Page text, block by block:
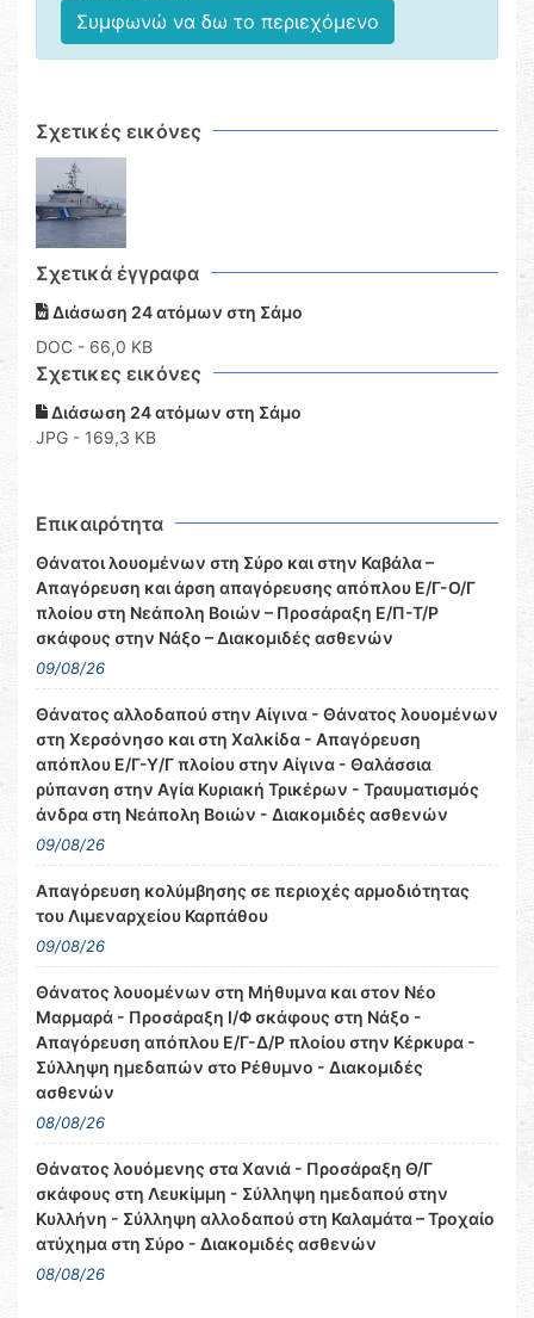
Συμφωνώ να δω το περιεχόμενο
Σχετικές εικόνες
Σχετικά έγγραφα
Διάσωση 24 ατόμων στη Σάμο
DOC - 66,0 KB
Σχετικες εικόνες
Διάσωση 24 ατόμων στη Σάμο
JPG - 169,3 KB
Επικαιρότητα
Θάνατοι λουομένων στη Σύρο και στην Καβάλα –
Απαγόρευση και άρση απαγόρευσης απόπλου Ε/Γ-Ο/Γ
πλοίου στη Νεάπολη Βοιών – Προσάραξη Ε/Π-Τ/Ρ
σκάφους στην Νάξο – Διακομιδές ασθενών
09/08/26
Θάνατος αλλοδαπού στην Αίγινα - Θάνατος λουομένων
στη Χερσόνησο και στη Χαλκίδα - Απαγόρευση
απόπλου Ε/Γ-Υ/Γ πλοίου στην Αίγινα - Θαλάσσια
ρύπανση στην Αγία Κυριακή Τρικέρων - Τραυματισμός
άνδρα στη Νεάπολη Βοιών - Διακομιδές ασθενών
09/08/26
Απαγόρευση κολύμβησης σε περιοχές αρμοδιότητας
του Λιμεναρχείου Καρπάθου
09/08/26
Θάνατος λουομένων στη Μήθυμνα και στον Νέο
Μαρμαρά - Προσάραξη Ι/Φ σκάφους στη Νάξο -
Απαγόρευση απόπλου Ε/Γ-Δ/Ρ πλοίου στην Κέρκυρα -
Σύλληψη ημεδαπών στο Ρέθυμνο - Διακομιδές
ασθενών
08/08/26
Θάνατος λουόμενης στα Χανιά - Προσάραξη Θ/Γ
σκάφους στη Λευκίμμη - Σύλληψη ημεδαπού στην
Κυλλήνη - Σύλληψη αλλοδαπού στη Καλαμάτα – Τροχαίο
ατύχημα στη Σύρο - Διακομιδές ασθενών
08/08/26